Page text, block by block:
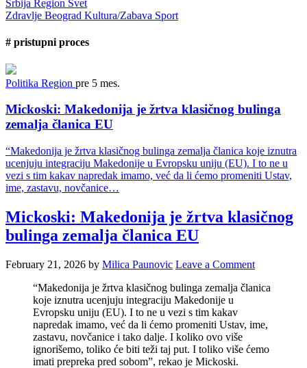
Srbija Region Svet
Zdravlje Beograd Kultura/Zabava Sport
# pristupni proces
Politika Region pre 5 mes.
Mickoski: Makedonija je žrtva klasičnog bulinga
zemalja članica EU
“Makedonija je žrtva klasičnog bulinga zemalja članica koje iznutra
ucenjuju integraciju Makedonije u Evropsku uniju (EU). I to ne u
vezi s tim kakav napredak imamo, već da li ćemo promeniti Ustav,
ime, zastavu, novčanice…
Mickoski: Makedonija je žrtva klasičnog
bulinga zemalja članica EU
February 21, 2026 by Milica Paunovic Leave a Comment
“Makedonija je žrtva klasičnog bulinga zemalja članica
koje iznutra ucenjuju integraciju Makedonije u
Evropsku uniju (EU). I to ne u vezi s tim kakav
napredak imamo, već da li ćemo promeniti Ustav, ime,
zastavu, novčanice i tako dalje. I koliko ovo više
ignorišemo, toliko će biti teži taj put. I toliko više ćemo
imati prepreka pred sobom”, rekao je Mickoski.